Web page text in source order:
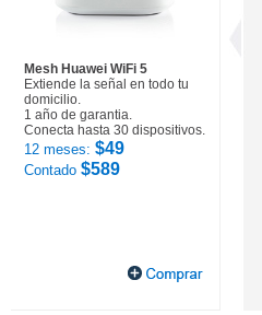
Mesh Huawei WiFi 5
Extiende la señal en todo tu
domicilio.
1 año de garantia.
Conecta hasta 30 dispositivos.
12 meses: $49
Contado $589